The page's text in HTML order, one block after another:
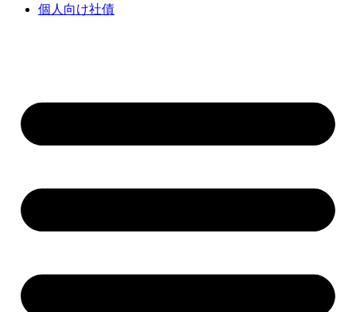
個人向け社債